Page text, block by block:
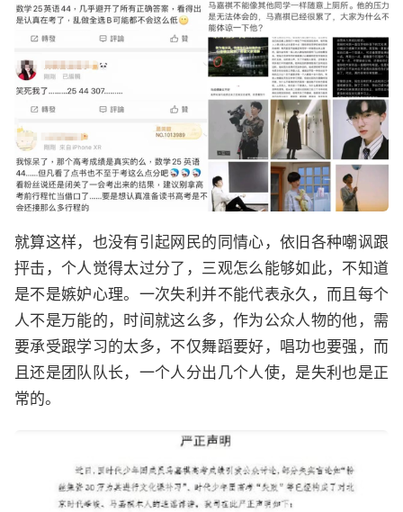
就算这样，也没有引起网民的同情心，依旧各种嘲讽跟
抨击，个人觉得太过分了，三观怎么能够如此，不知道
是不是嫉妒心理。一次失利并不能代表永久，而且每个
人不是万能的，时间就这么多，作为公众人物的他，需
要承受跟学习的太多，不仅舞蹈要好，唱功也要强，而
且还是团队队长，一个人分出几个人使，是失利也是正
常的。